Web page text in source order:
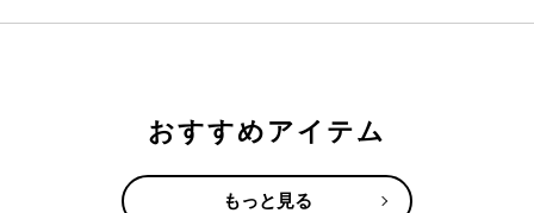
おすすめアイテム
もっと見る